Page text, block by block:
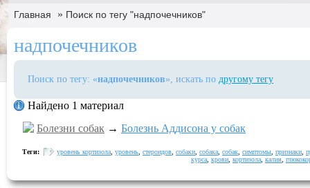
Главная » Поиск по тегу "надпочечников"
надпочечников
Поиск по тегу: «надпочечников», искать по другому тегу
Найдено 1 материал
Болезни собак → Болезнь Аддисона у собак
Теги: уровень кортизола уровень стероидов собаки собака собак симптомы признаки
курса крови кортизола калия